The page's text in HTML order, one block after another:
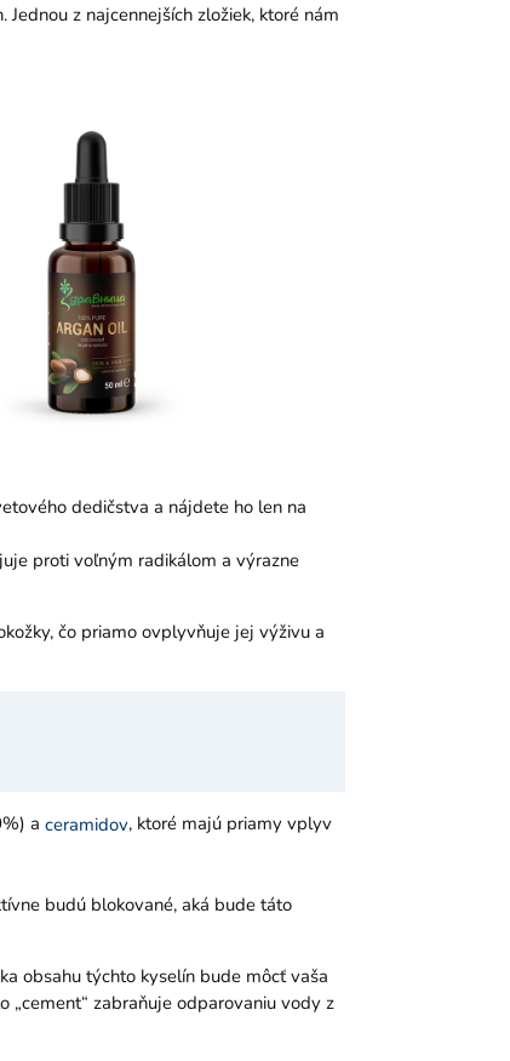
z najcennejších zložiek, ktoré nám
dedičstva a nájdete ho len na
proti voľným radikálom a výrazne
čo priamo ovplyvňuje jej výživu a
a ceramidov, ktoré majú priamy vplyv
budú blokované, aká bude táto
obsahu týchto kyselín bude môcť vaša
„cement“ zabraňuje odparovaniu vody z